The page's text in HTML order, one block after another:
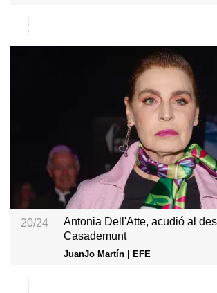
20/24
Antonia Dell'Atte, acudió al
Casademunt
JuanJo Martín | EFE